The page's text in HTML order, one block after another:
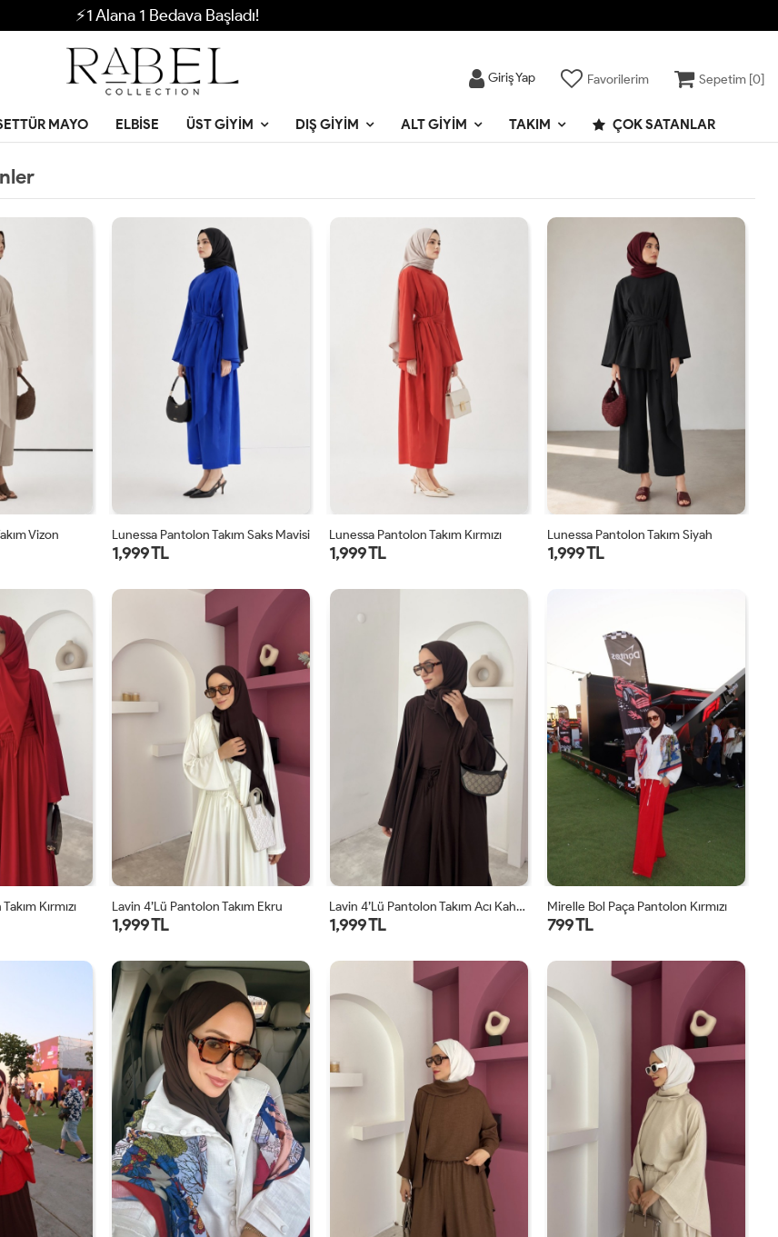
⚡1 Alana 1 Bedava Başladı!
Giriş Yap Favorilerim Sepetim [0]
MAYO ELBISE ÜST GIYIM DIŞ GIYIM ALT GIYIM TAKIM ÇOK SATANLAR
2
Vizon
1 2
Lunessa Pantolon Takım Saks Mavisi
1,999 TL
1 2
Lunessa Pantolon Takım Kırmızı
1,999 TL
Lunessa Pantolon Takım Siyah
1,999 TL
2
Kırmızı
1 2
Lavin 4’lü Pantolon Takım Ekru
1,999 TL
1 2
Lavin 4’lü Pantolon Takım Acı Kahve
1,999 TL
1 2
Mirelle Bol Paça Pantolon Kırmızı
799 TL